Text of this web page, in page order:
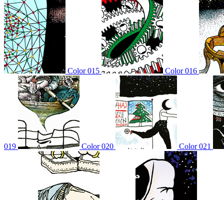
Color 015 Color 016
019 Color 020 Color 021